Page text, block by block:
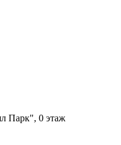
Парк", 0 этаж